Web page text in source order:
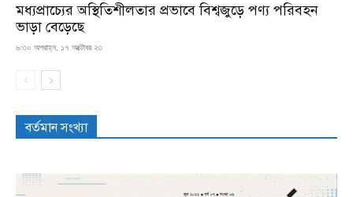
মধ্যপ্রাচ্যের অস্থিতিশীলতার প্রভাবে বিশ্বজুড়ে পণ্য পরিবহন
ভাড়া বেড়েছে
৬:৩০ অপরাহ্ন, ১৭ অক্টোবর ২৩
বর্তমান সংখ্যা